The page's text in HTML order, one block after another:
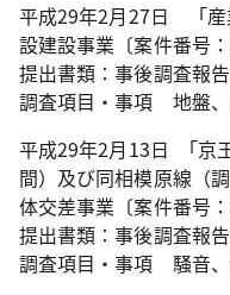
平成29年2月27日 「産
設建設事業〔案件番号：
提出書類：事後調査報
調査項目・事項 地盤
平成29年2月13日 ｢京
間）及び同相模原線（
体交差事業〔案件番号：
提出書類：事後調査報
調査項目・事項 騒音